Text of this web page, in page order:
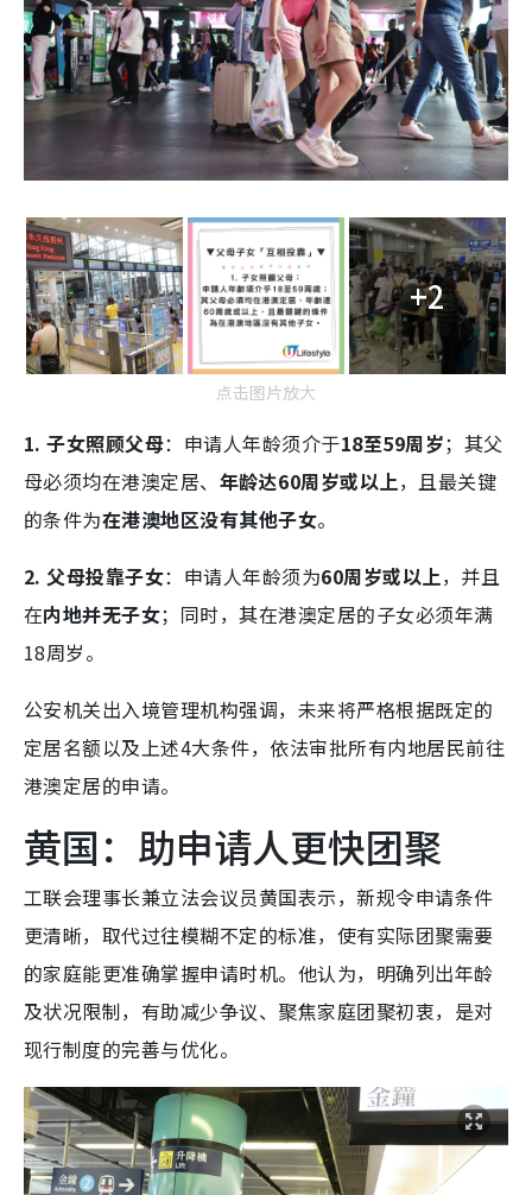
+2
点击图片放大
1. 子女照顾父母：申请人年龄须介于18至59周岁；其父
母必须均在港澳定居、 年龄达60周岁或以上，且最关键
的条件为在港澳地区没有其他子女。
2. 父母投靠子女：申请人年龄须为60周岁或以上，并且
在内地并无子女；同时，其在港澳定居的子女必须年满
18周岁。
公安机关出入境管理机构强调，未来将严格根据既定的
定居名额以及上述4大条件，依法审批所有内地居民前往
港澳定居的申请。
黄国：助申请人更快团聚
工联会理事长兼立法会议员黄国表示，新规令申请条件
更清晰，取代过往模糊不定的标准，使有实际团聚需要
的家庭能更准确掌握申请时机。他认为，明确列出年龄
及状况限制，有助减少争议、聚焦家庭团聚初衷，是对
现行制度的完善与优化。